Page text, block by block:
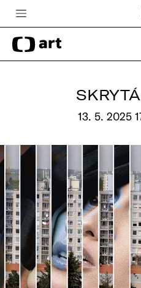
Česká televize
Zpravodajství
Pro děti
edu
Vše o ČT
13. 5. 2025